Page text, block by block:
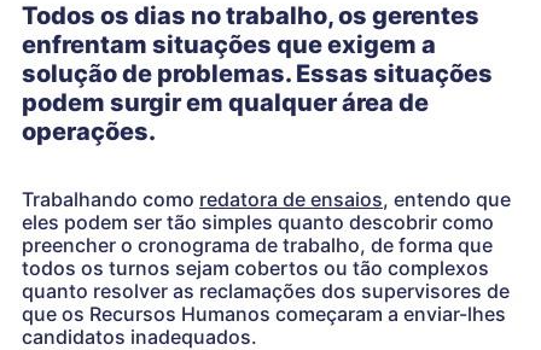
Todos os dias no trabalho, os gerentes
enfrentam situações que exigem a
solução de problemas. Essas situações
podem surgir em qualquer área de
operações.
Trabalhando como redatora de ensaios, entendo que
eles podem ser tão simples quanto descobrir como
preencher o cronograma de trabalho, de forma que
todos os turnos sejam cobertos ou tão complexos
quanto resolver as reclamações dos supervisores de
que os Recursos Humanos começaram a enviar-lhes
candidatos inadequados.